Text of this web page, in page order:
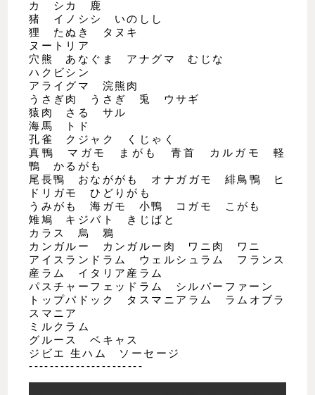
カ シカ 鹿
猪 イノシシ いのしし
狸 たぬき タヌキ
ヌートリア
穴熊 あなぐま アナグマ むじな
ハクビシン
アライグマ 浣熊肉
うさぎ肉 うさぎ 兎 ウサギ
猿肉 さる サル
海馬 トド
孔雀 クジャク くじゃく
真鴨 マガモ まがも 青首 カルガモ 軽
鴨 かるがも
尾長鴨 おなががも オナガガモ 緋鳥鴨 ヒ
ドリガモ ひどりがも
うみがも 海ガモ 小鴨 コガモ こがも
雉鳩 キジバト きじばと
カラス 烏 鴉
カンガルー カンガルー肉 ワニ肉 ワニ
アイスランドラム ウェルシュラム フランス
産ラム イタリア産ラム
パスチャーフェッドラム シルバーファーン
トップパドック タスマニアラム ラムオブラ
スマニア
ミルクラム
グルース ベキャス
ジビエ 生ハム ソーセージ
----------------------